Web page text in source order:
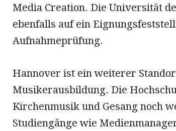
Media Creation. Die Universität
ebenfalls auf ein
Aufnahmeprüfung.
Hannover ist ein weiterer
Musikerausbildung. Die
Kirchenmusik und Gesang noch
Studiengänge wie